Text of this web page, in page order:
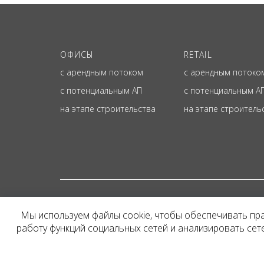
ОФИСЫ
с арендным потоком
с потенциальным АП
на этапе строительства
RETAIL
с арендным
с потенциальным
на этапе
Представленная на
и не является
Мы используем файлы cookie, чтобы обеспечивать
работу функций социальных сетей и анализировать